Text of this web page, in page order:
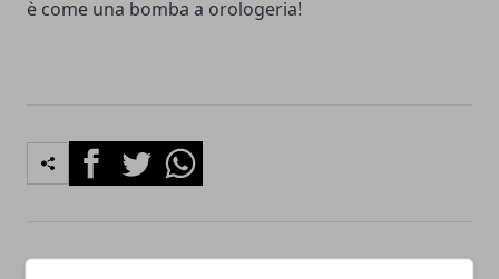
è come una bomba a orologeria!
FacebookTwitterWhatsapp